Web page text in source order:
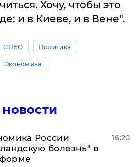
Хочу, чтобы это
и в Киеве, и в Вене".
СНБО Политика
Экономика
России
болезнь" в
16:20